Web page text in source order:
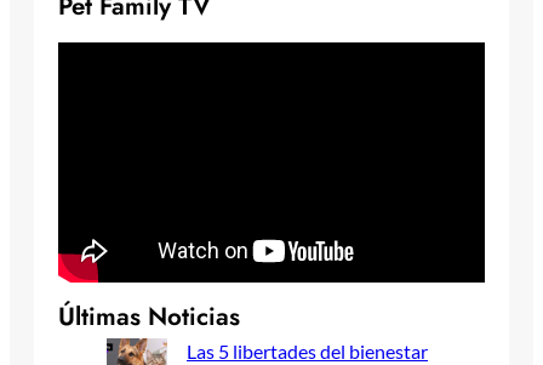
Últimas Noticias
Las 5 libertades del bienestar